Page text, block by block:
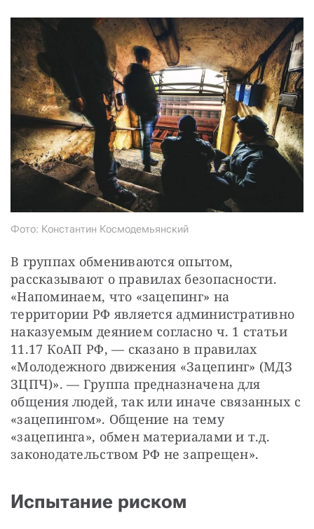
Фото: Константин Космодемьянский
В группах обмениваются опытом,
рассказывают о правилах безопасности.
«Напоминаем, что «зацепинг» на
территории РФ является административно
наказуемым деянием согласно ч. 1 статьи
11.17 КоАП РФ, — ​сказано в правилах
«Молодежного движения «Зацепинг» (МДЗ
ЗЦПЧ)». — ​Группа предназначена для
общения людей, так или иначе связанных с
«зацепингом». Общение на тему
«зацепинга», обмен материалами и т.д.
законодательством РФ не запрещен».
Испытание риском